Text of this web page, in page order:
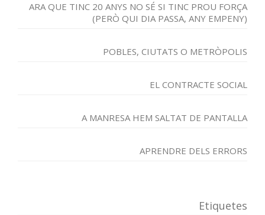
ARA QUE TINC 20 ANYS NO SÉ SI TINC PROU FORÇA
(PERÒ QUI DIA PASSA, ANY EMPENY)
POBLES, CIUTATS O METRÒPOLIS
EL CONTRACTE SOCIAL
A MANRESA HEM SALTAT DE PANTALLA
APRENDRE DELS ERRORS
Etiquetes